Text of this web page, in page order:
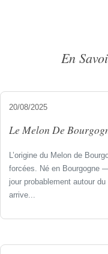
En
20/08/2025
Le Melon De
L’origine du Melon de
forcées. Né en Bourgogne
jour probablement autour
arrive...